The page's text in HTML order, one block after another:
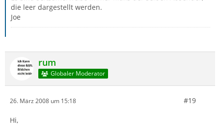
die leer dargestellt werden.
Joe
rum
Globaler Moderator
26. März 2008 um 15:18 #19
Hi,